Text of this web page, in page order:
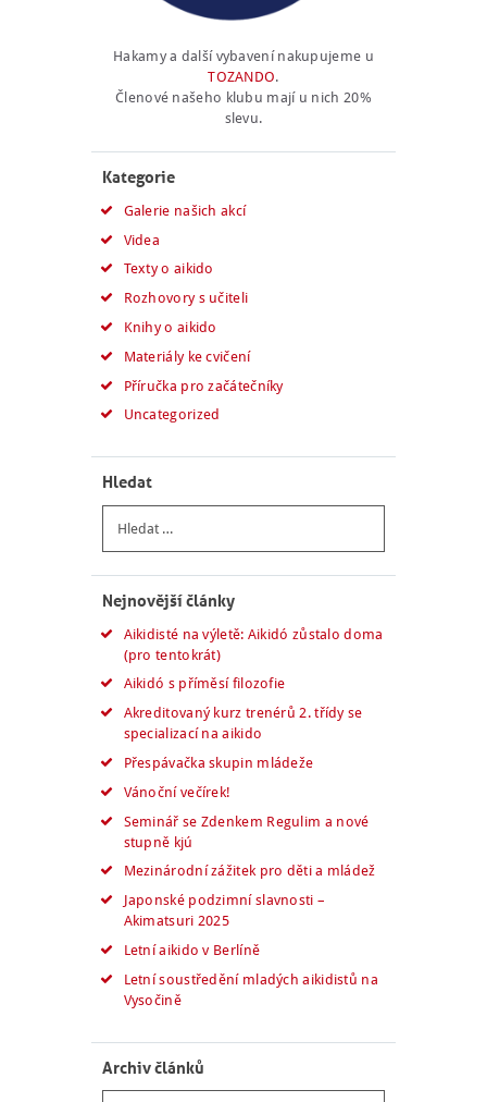
Hakamy a další vybavení nakupujeme u
TOZANDO.
Členové našeho klubu mají u nich 20%
slevu.
Kategorie
Galerie našich akcí
Videa
Texty o aikido
Rozhovory s učiteli
Knihy o aikido
Materiály ke cvičení
Příručka pro začátečníky
Uncategorized
Hledat
Nejnovější články
Aikidisté na výletě: Aikidó zůstalo doma
(pro tentokrát)
Aikidó s příměsí filozofie
Akreditovaný kurz trenérů 2. třídy se
specializací na aikido
Přespávačka skupin mládeže
Vánoční večírek!
Seminář se Zdenkem Regulim a nové
stupně kjú
Mezinárodní zážitek pro děti a mládež
Japonské podzimní slavnosti –
Akimatsuri 2025
Letní aikido v Berlíně
Letní soustředění mladých aikidistů na
Vysočině
Archiv článků